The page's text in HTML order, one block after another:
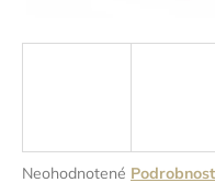
Priemerné
Neohodnotené